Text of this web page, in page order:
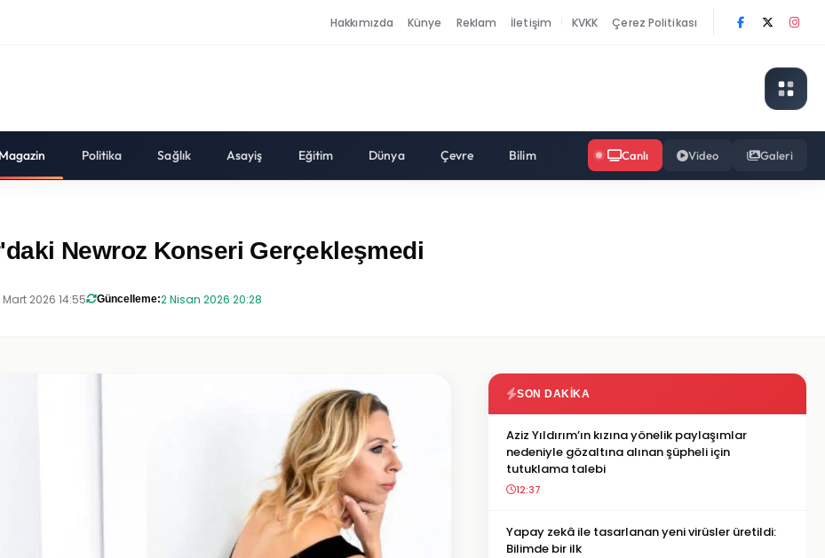
Hakkımızda Künye Reklam İletişim KVKK Çerez Politikası
Magazin Politika Sağlık Asayiş Eğitim Dünya Çevre Bilim Canlı Video Galeri
Newroz Konseri Gerçekleşmedi
Mart 2026 14:55 Güncelleme:2 Nisan 2026 20:28
SON DAKIKA
Aziz Yıldırım’ın kızına yönelik paylaşımlar
nedeniyle gözaltına alınan şüpheli için
tutuklama talebi
12:37
Yapay zekâ ile tasarlanan yeni virüsler üretildi:
Bilimde bir ilk